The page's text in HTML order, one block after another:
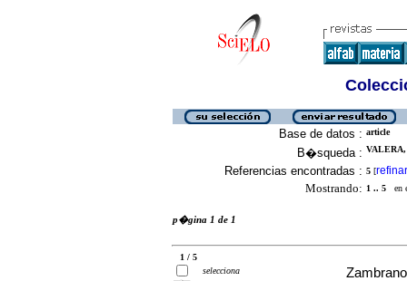
Base de datos : article
B�squeda :
Referencias encontradas : 5 [refinar
Mostrando: 1 .. 5 en
p�gina 1 de 1
1 / 5
selecciona